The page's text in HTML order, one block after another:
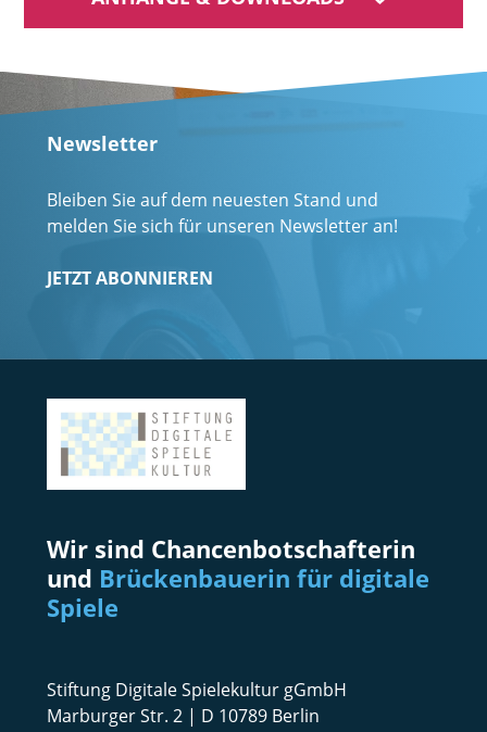
Newsletter
Bleiben Sie auf dem neuesten Stand und
melden Sie sich für unseren Newsletter an!
JETZT ABONNIEREN
Wir sind Chancenbotschafterin
und Brückenbauerin für digitale
Spiele
Stiftung Digitale Spielekultur gGmbH
Marburger Str. 2 | D 10789 Berlin